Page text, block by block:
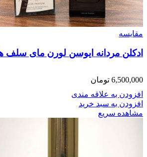
مقایسه
ادکلن مردانه ایوسن لورن مای سلف
6,500,000 تومان
افزودن به علاقه مندی
افزودن به سبد خرید
مشاهده سریع